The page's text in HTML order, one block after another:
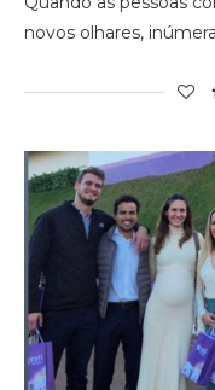
novos olhares,